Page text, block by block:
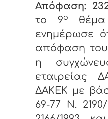
Απόφαση:
το 9ο
θέμα
ενημέρωσε
απόφαση του
η
εταιρείας
ΔΑΚΕΚ με
69-77 Ν.